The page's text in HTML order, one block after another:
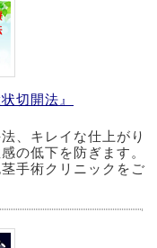
切開法』
、キレイな仕上がり
の低下を防ぎます。
手術クリニックをご